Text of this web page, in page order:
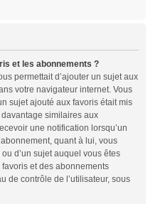
et les abonnements ?
permettait d’ajouter un sujet aux
votre navigateur internet. Vous
sujet ajouté aux favoris était mis
similaires aux
une notification lorsqu’un
quant à lui, vous
d’un sujet auquel vous êtes
et des abonnements
de contrôle de l’utilisateur, sous